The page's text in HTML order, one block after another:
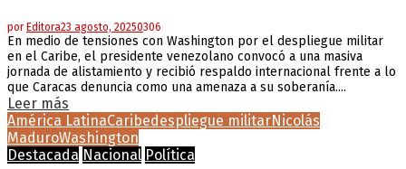
por Editora23 agosto, 20250306
En medio de tensiones con Washington por el despliegue militar
en el Caribe, el presidente venezolano convocó a una masiva
jornada de alistamiento y recibió respaldo internacional frente a lo
que Caracas denuncia como una amenaza a su soberanía....
Leer más
América LatinaCaribedespliegue militarNicolás
MaduroWashington
Destacada Nacional Política